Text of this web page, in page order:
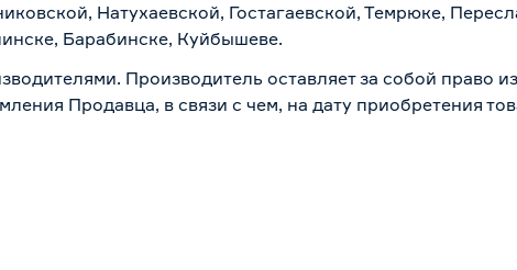
Натухаевской, Гостагаевской, Темрюке,
Барабинске, Куйбышеве.
Производитель оставляет за собой право
Продавца, в связи с чем, на дату приобретения